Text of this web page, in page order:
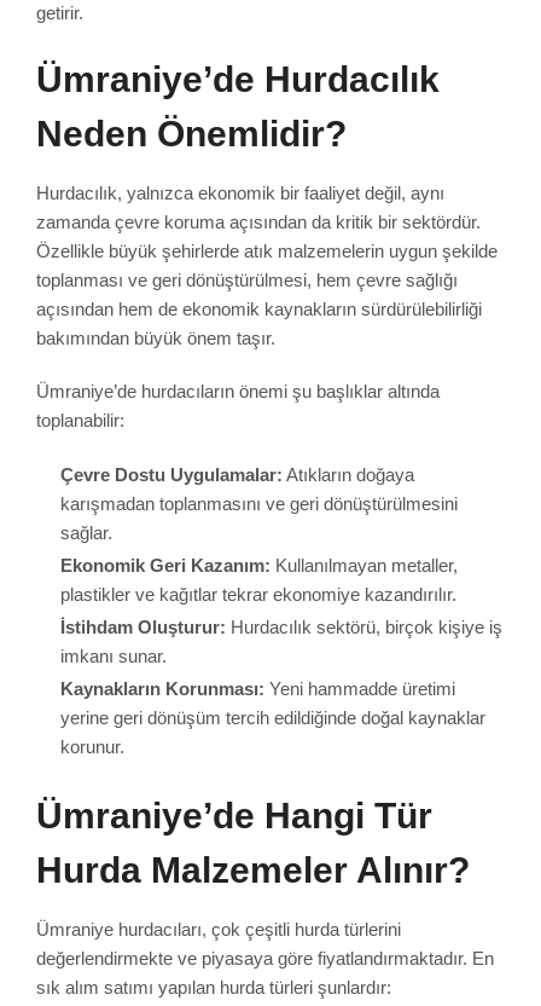
getirir.
Ümraniye’de Hurdacılık
Neden Önemlidir?
Hurdacılık, yalnızca ekonomik bir faaliyet değil, aynı
zamanda çevre koruma açısından da kritik bir sektördür.
Özellikle büyük şehirlerde atık malzemelerin uygun şekilde
toplanması ve geri dönüştürülmesi, hem çevre sağlığı
açısından hem de ekonomik kaynakların sürdürülebilirliği
bakımından büyük önem taşır.
Ümraniye’de hurdacıların önemi şu başlıklar altında
toplanabilir:
Çevre Dostu Uygulamalar: Atıkların doğaya
karışmadan toplanmasını ve geri dönüştürülmesini
sağlar.
Ekonomik Geri Kazanım: Kullanılmayan metaller,
plastikler ve kağıtlar tekrar ekonomiye kazandırılır.
İstihdam Oluşturur: Hurdacılık sektörü, birçok kişiye iş
imkanı sunar.
Kaynakların Korunması: Yeni hammadde üretimi
yerine geri dönüşüm tercih edildiğinde doğal kaynaklar
korunur.
Ümraniye’de Hangi Tür
Hurda Malzemeler Alınır?
Ümraniye hurdacıları, çok çeşitli hurda türlerini
değerlendirmekte ve piyasaya göre fiyatlandırmaktadır. En
sık alım satımı yapılan hurda türleri şunlardır: